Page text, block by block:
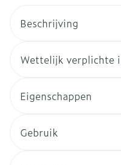
Beschrijving
Wettelijk verplichte
Eigenschappen
Gebruik